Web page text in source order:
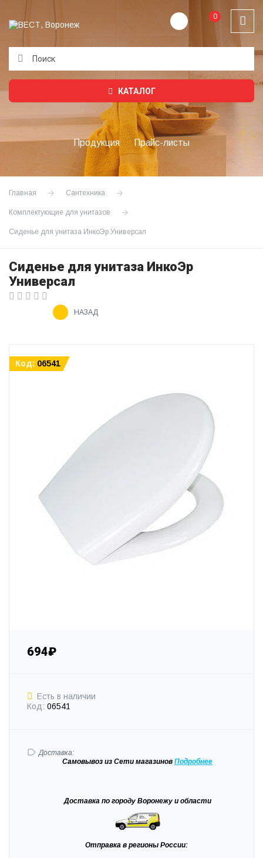
0
КАТАЛОГ
Продукция Прайс-листы
Главная Сантехника
Комплектующие для унитазов
Сиденье для унитаза ИнкоЭр Универсал
Сиденье для унитаза ИнкоЭр
Универсал
НАЗАД
Код: 06541
694₽
Есть в наличии
Код: 06541
Доставка:
Самовывоз из Сети магазинов Подробнее
Доставка по городу Воронежу и области
Отправка в регионы России: